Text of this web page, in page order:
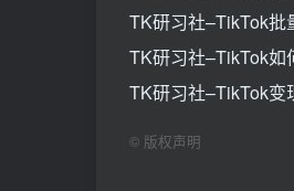
TK研习社–TikTok批
TK研习社–TikTok如
TK研习社–TikTok变
© 版权声明